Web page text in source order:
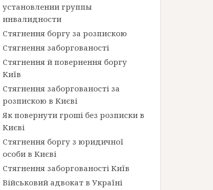
установлении группы
инвалидности
Стягнення боргу за розпискою
Стягнення заборгованості
Стягнення й повернення боргу
Київ
Стягнення заборгованості за
розпискою в Києві
Як повернути гроші без розписки в
Києві
Стягнення боргу з юридичної
особи в Києві
Стягнення заборгованості Київ
Військовий адвокат в Україні